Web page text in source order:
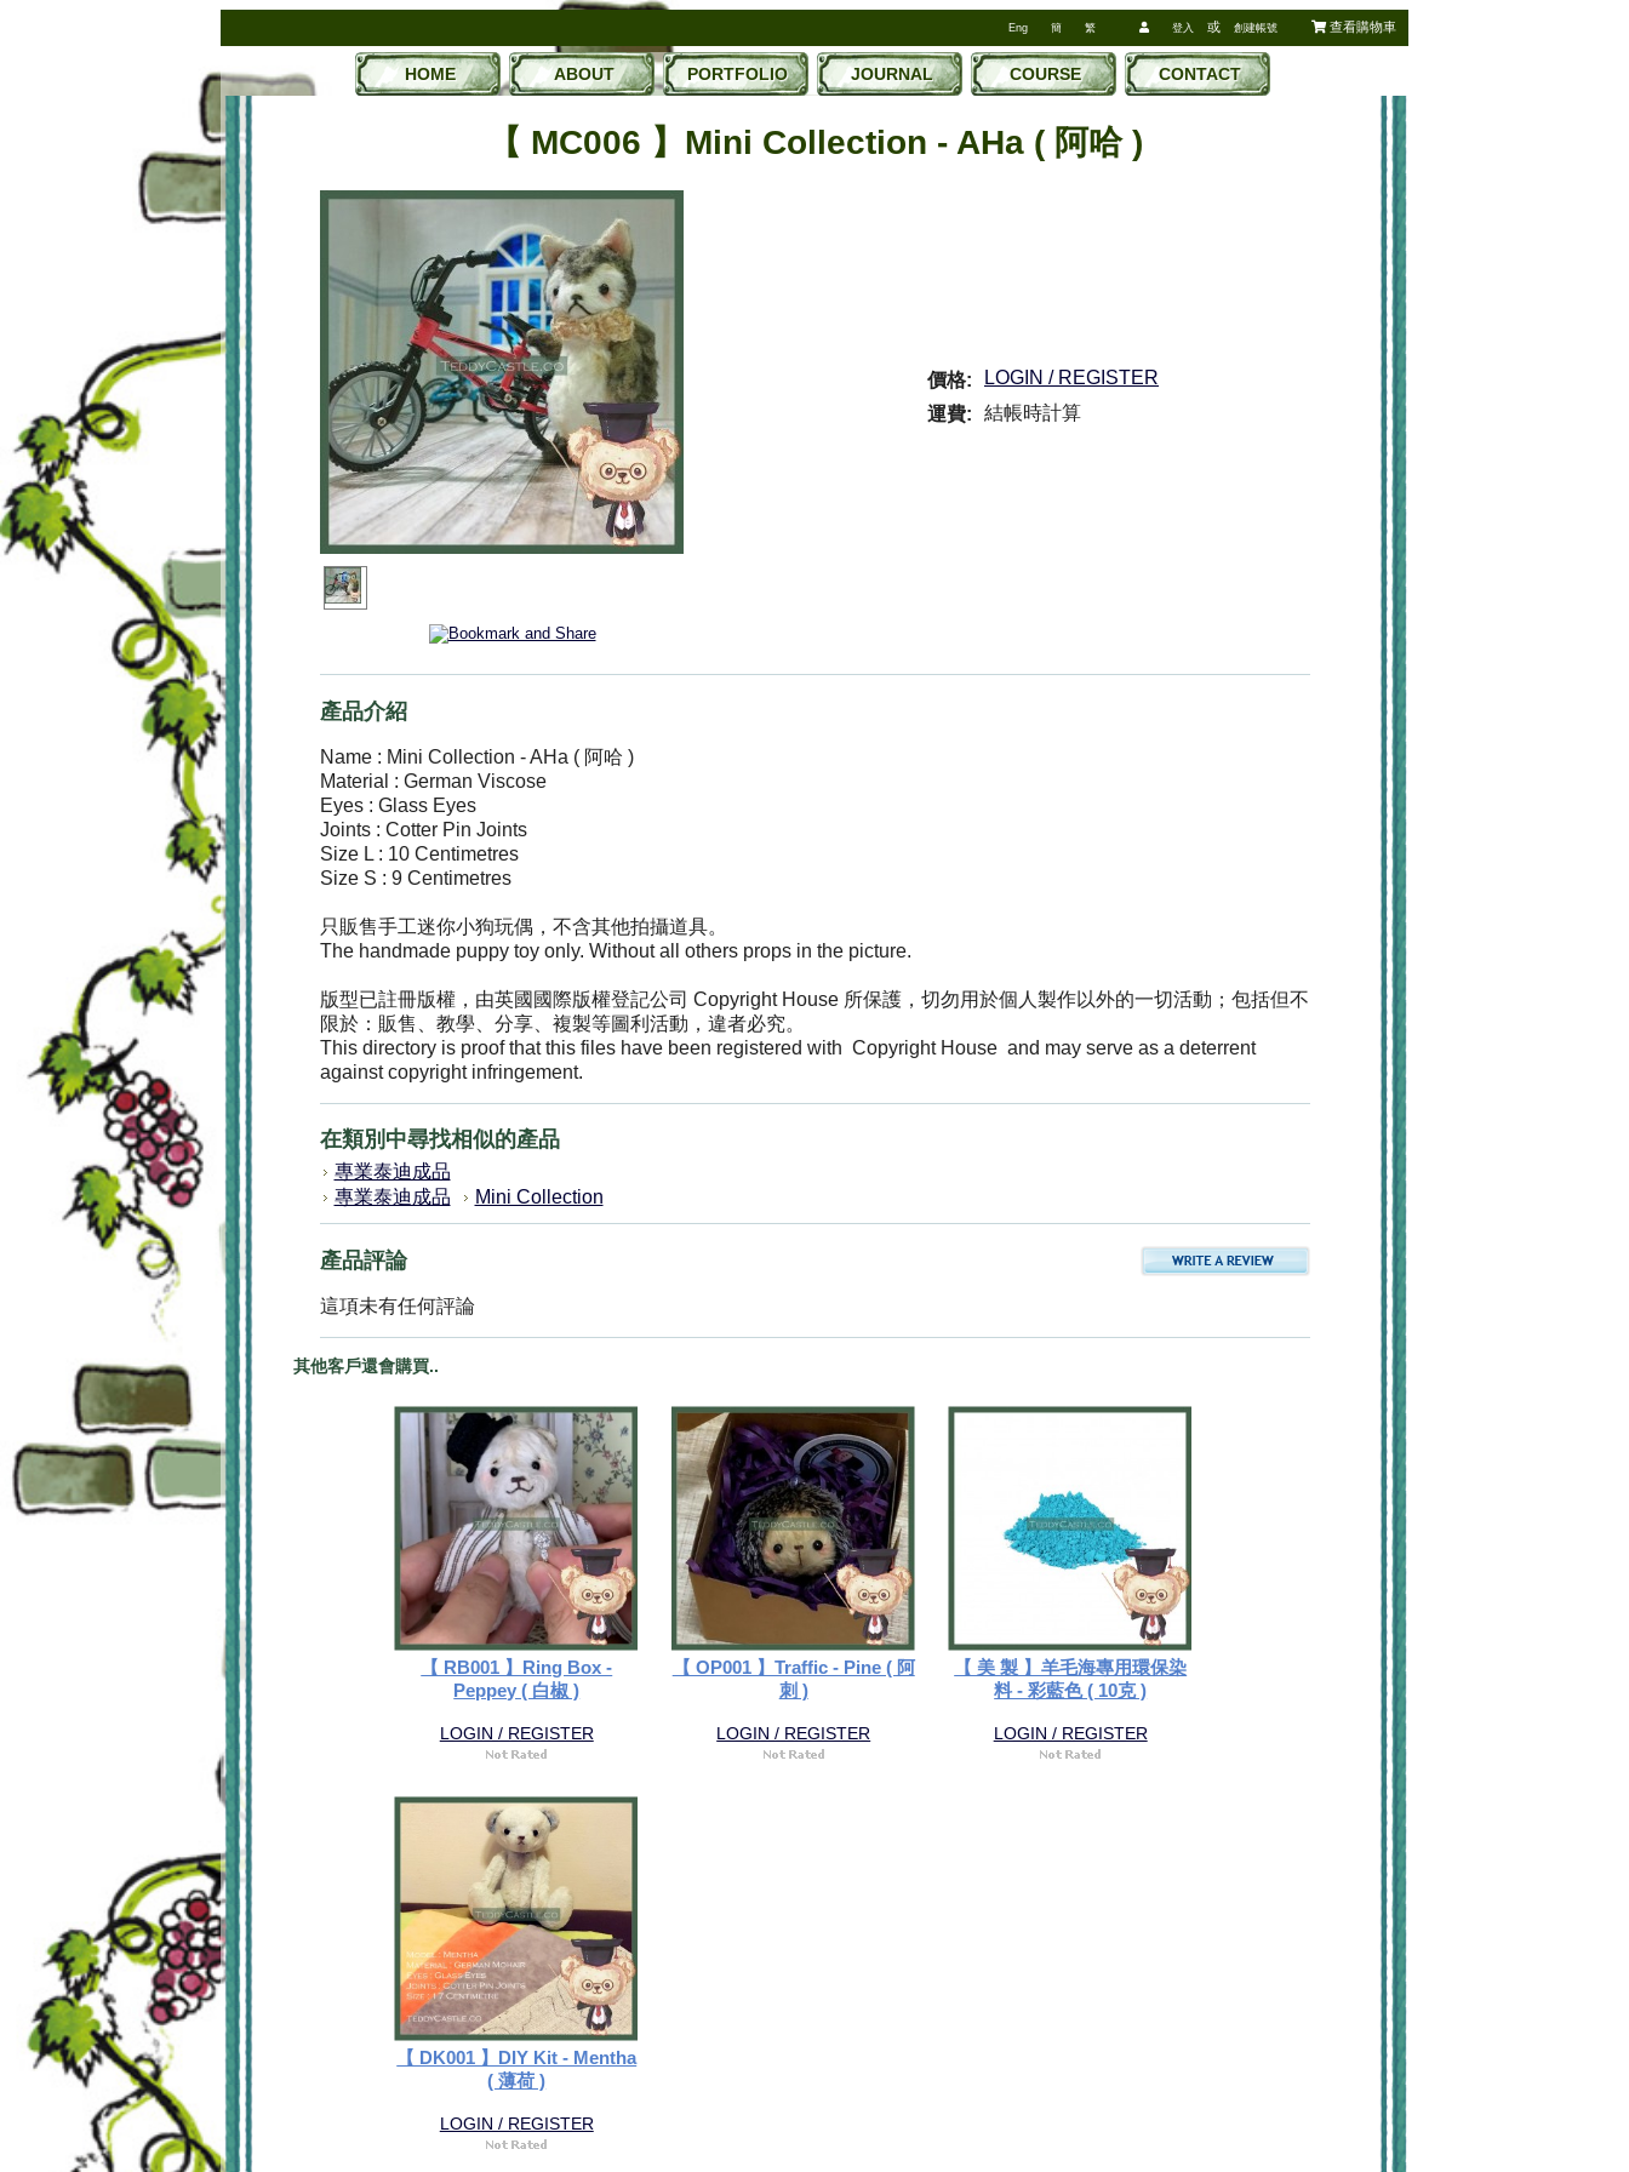
查看購物車
登入 或 創建帳號
Eng 簡 繁
HOME ABOUT PORTFOLIO JOURNAL COURSE CONTACT
【 MC006 】Mini Collection - AHa ( 阿哈 )
價格:
LOGIN / REGISTER
運費:
結帳時計算
產品介紹
Name : Mini Collection - AHa ( 阿哈 )
Material : German Viscose
Eyes : Glass Eyes
Joints : Cotter Pin Joints
Size L : 10 Centimetres
Size S : 9 Centimetres
只販售手工迷你小狗玩偶，不含其他拍攝道具。
The handmade puppy toy only. Without all others props in the picture.
版型已註冊版權，由英國國際版權登記公司 Copyright House 所保護，切勿用於個人製作以外的一切活動；包括但不
限於：販售、教學、分享、複製等圖利活動，違者必究。
This directory is proof that this files have been registered with Copyright House and may serve as a deterrent
against copyright infringement.
在類別中尋找相似的產品
專業泰迪成品
專業泰迪成品
Mini Collection
產品評論
這項未有任何評論
其他客戶還會購買..
【 RB001 】Ring Box -
Peppey ( 白椒 )
LOGIN / REGISTER
【 OP001 】Traffic - Pine ( 阿
刺 )
LOGIN / REGISTER
【 美 製 】羊毛海專用環保染
料 - 彩藍色 ( 10克 )
LOGIN / REGISTER
【 DK001 】DIY Kit - Mentha
( 薄荷 )
LOGIN / REGISTER